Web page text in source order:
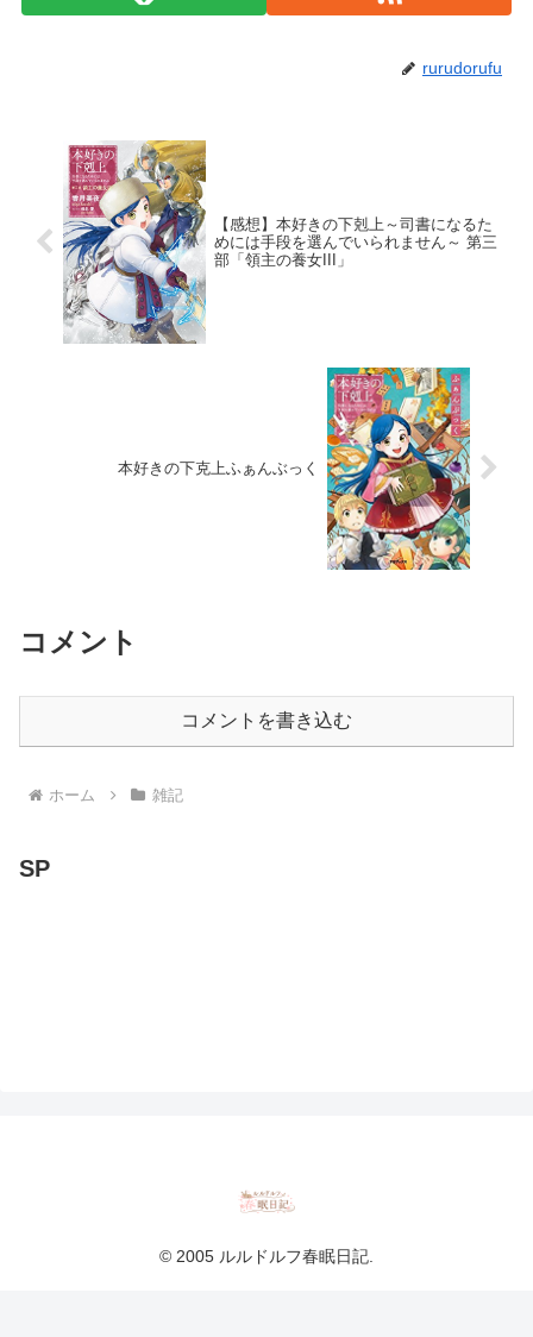
rurudorufu
【感想】本好きの下剋上～司書になるた
めには手段を選んでいられません～ 第三
部「領主の養女III」
本好きの下克上ふぁんぶっく
コメント
コメントを書き込む
ホーム 雑記
SP
© 2005 ルルドルフ春眠日記.